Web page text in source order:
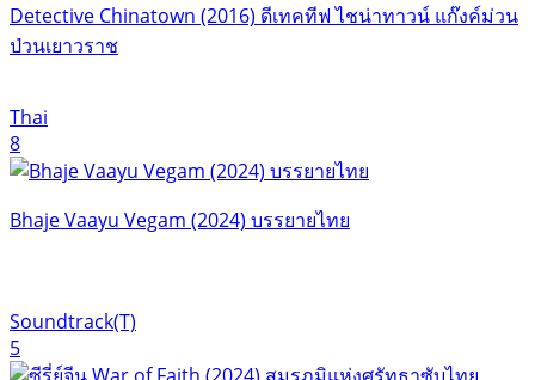
Detective Chinatown (2016) ดีเทคทีฟ ไชน่าทาวน์ แก๊งค์ม่วน
ป่วนเยาวราช
Thai
8
Bhaje Vaayu Vegam (2024) บรรยายไทย
Soundtrack(T)
5